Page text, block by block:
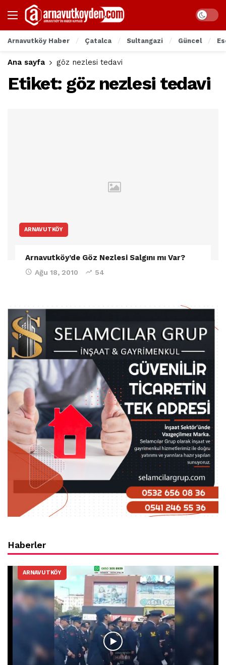
Arnavutköy Haber Çatalca Sultangazi Güncel
Ana sayfa göz nezlesi tedavi
Etiket: göz nezlesi tedavi
ARNAVUTKÖY
Arnavutköy’de Göz Nezlesi Salgını mı Var?
Ağu 18, 2010 54
Haberler
ARNAVUTKÖY